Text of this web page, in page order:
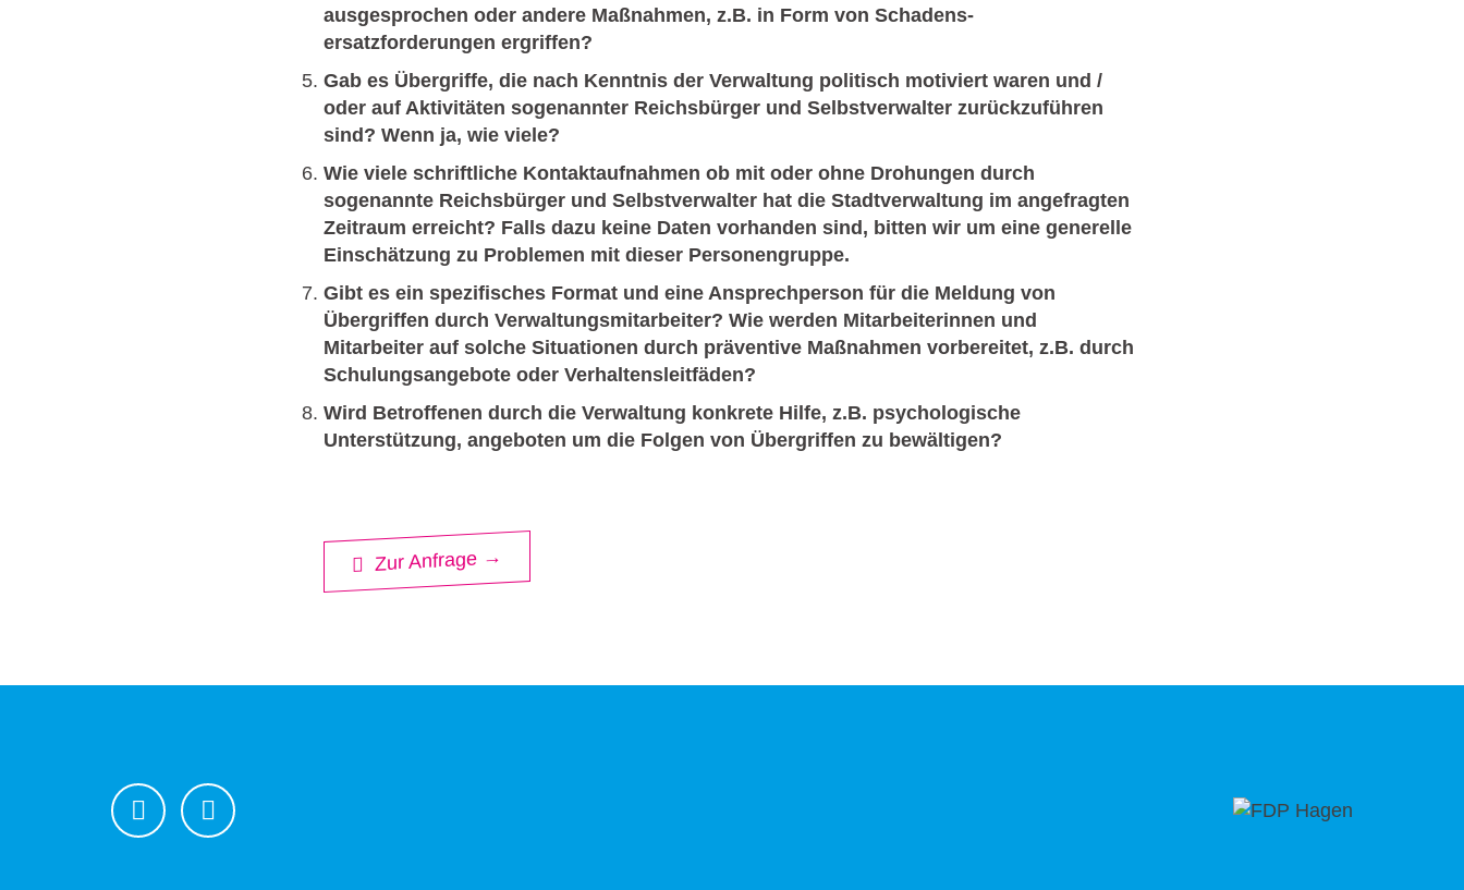
ausgesprochen oder andere Maßnahmen, z.B. in Form von Schadens-
ersatzforderungen ergriffen?
Gab es Übergriffe, die nach Kenntnis der Verwaltung politisch motiviert waren und /
oder auf Aktivitäten sogenannter Reichsbürger und Selbstverwalter zurückzuführen
sind? Wenn ja, wie viele?
Wie viele schriftliche Kontaktaufnahmen ob mit oder ohne Drohungen durch
sogenannte Reichsbürger und Selbstverwalter hat die Stadtverwaltung im angefragten
Zeitraum erreicht? Falls dazu keine Daten vorhanden sind, bitten wir um eine generelle
Einschätzung zu Problemen mit dieser Personengruppe.
Gibt es ein spezifisches Format und eine Ansprechperson für die Meldung von
Übergriffen durch Verwaltungsmitarbeiter? Wie werden Mitarbeiterinnen und
Mitarbeiter auf solche Situationen durch präventive Maßnahmen vorbereitet, z.B. durch
Schulungsangebote oder Verhaltensleitfäden?
Wird Betroffenen durch die Verwaltung konkrete Hilfe, z.B. psychologische
Unterstützung, angeboten um die Folgen von Übergriffen zu bewältigen?
Zur Anfrage →